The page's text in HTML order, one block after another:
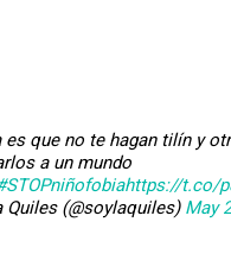
es que no te hagan tilín y
a un mundo
https://t.co/
(@soylaquiles) May